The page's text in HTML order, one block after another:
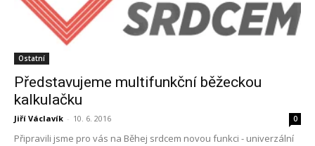
Ostatní
Představujeme multifunkční běžeckou
kalkulačku
Jiří Václavík - 10. 6. 2016 0
Připravili jsme pro vás na Běhej srdcem novou funkci - univerzální